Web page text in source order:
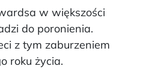
w większości
do poronienia.
z tym zaburzeniem
roku życia.